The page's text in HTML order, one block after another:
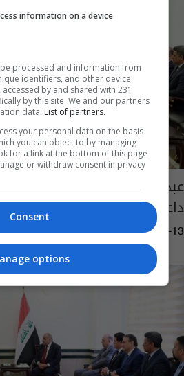
عبد المهدي يعلن دعمه لفريق
داعش
10:46 | 2019-05-13
information on a device
processed and information from
identifiers, and other device
by and shared with 231
by this site. We and our partners
data. List of partners.
your personal data on the basis
you can object to by managing
for a link at the bottom of this page
or withdraw consent in privacy
Consent
options